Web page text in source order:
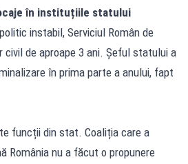
în instituțiile statului
instabil, Serviciul Român de
de aproape 3 ani. Șeful statului a
în prima parte a anului, fapt
funcții din stat. Coaliția care a
România nu a făcut o propunere